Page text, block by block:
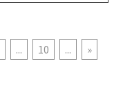
... 10 ...
»